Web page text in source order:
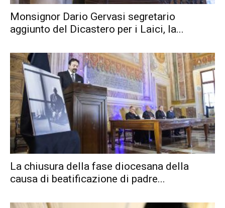
Monsignor Dario Gervasi segretario
aggiunto del Dicastero per i Laici, la...
La chiusura della fase diocesana della
causa di beatificazione di padre...